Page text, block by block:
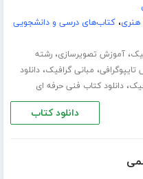
،کتاب‌های درسی و دانشجویی
،آموزش تصویرسازی،رشته
، مبانی گرافیک،دانلود
،دانلود کتاب فنی حرفه ای
دانلود کتاب